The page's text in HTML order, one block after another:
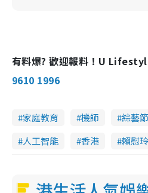
有料爆? 歡迎報料！U
9610 1996
家庭教育 機師 綜藝
人工智能
香港 賴慰玲